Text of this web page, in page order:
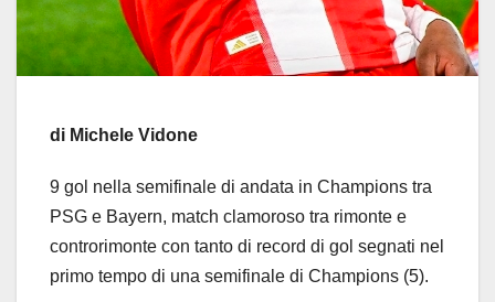
di Michele Vidone
9 gol nella semifinale di andata in Champions tra
PSG e Bayern, match clamoroso tra rimonte e
controrimonte con tanto di record di gol segnati nel
primo tempo di una semifinale di Champions (5).